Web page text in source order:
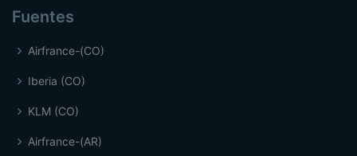
Fuentes
Airfrance-(CO)
Iberia (CO)
KLM (CO)
Airfrance-(AR)